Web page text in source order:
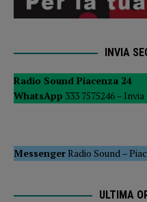
INVIA
Radio Sound Piacenza 24
WhatsApp 333 7575246 – Invia
MessengerRadio Sound–
ULTIMA